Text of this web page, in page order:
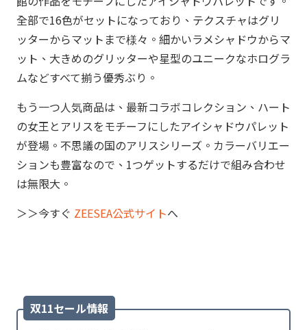
全部で16色がセットになっており、テクスチャはグリ
ッターからマットまで様々。細かいラメシャドウからマ
ット、大きめのグリッターや星型のユニークなホログラ
ムなどすべて揃う優秀ぶり。
もう一つ人気商品は、最新コラボコレクション、ハート
の女王とアリスをモチーフにしたアイシャドウパレット
が登場。不思議の国のアリスシリーズ。カラーバリエー
ションも豊富なので、1つゲットするだけで組み合わせ
は無限大。
＞＞今すぐ ZEESEA公式サイトへ
双11セール情報